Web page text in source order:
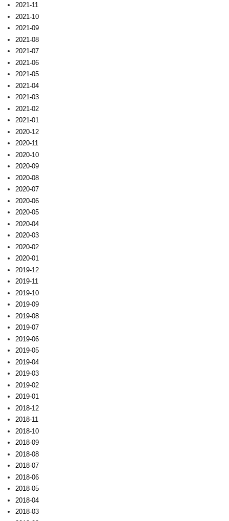
2021-11
2021-10
2021-09
2021-08
2021-07
2021-06
2021-05
2021-04
2021-03
2021-02
2021-01
2020-12
2020-11
2020-10
2020-09
2020-08
2020-07
2020-06
2020-05
2020-04
2020-03
2020-02
2020-01
2019-12
2019-11
2019-10
2019-09
2019-08
2019-07
2019-06
2019-05
2019-04
2019-03
2019-02
2019-01
2018-12
2018-11
2018-10
2018-09
2018-08
2018-07
2018-06
2018-05
2018-04
2018-03